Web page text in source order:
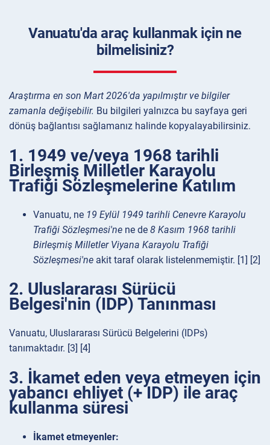
Vanuatu'da araç kullanmak için ne
bilmelisiniz?
Araştırma en son Mart 2026'da yapılmıştır ve bilgiler
zamanla değişebilir. Bu bilgileri yalnızca bu sayfaya geri
dönüş bağlantısı sağlamanız halinde kopyalayabilirsiniz.
1. 1949 ve/veya 1968 tarihli
Birleşmiş Milletler Karayolu
Trafiği Sözleşmelerine Katılım
Vanuatu, ne 19 Eylül 1949 tarihli Cenevre Karayolu
Trafiği Sözleşmesi'ne ne de 8 Kasım 1968 tarihli
Birleşmiş Milletler Viyana Karayolu Trafiği
Sözleşmesi'ne akit taraf olarak listelenmemiştir. [1] [2]
2. Uluslararası Sürücü
Belgesi'nin (IDP) Tanınması
Vanuatu, Uluslararası Sürücü Belgelerini (IDPs)
tanımaktadır. [3] [4]
3. İkamet eden veya etmeyen için
yabancı ehliyet (+ IDP) ile araç
kullanma süresi
İkamet etmeyenler: